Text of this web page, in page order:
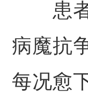
患者
病魔抗
每况愈